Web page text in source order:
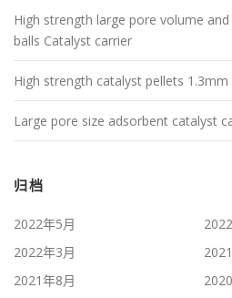
High strength large pore volume
balls Catalyst carrier
High strength catalyst pellets 1.3mm
Large pore size adsorbent catalyst
归档
2022年5月
2022年3月
2021年8月